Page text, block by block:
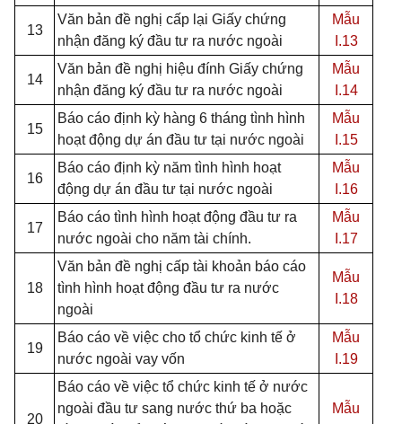
13
Văn bản đề nghị cấp lại Giấy chứng
nhận đăng ký đầu tư ra nước ngoài
Mẫu
I.13
14
Văn bản đề nghị hiệu đính Giấy chứng
nhận đăng ký đầu tư ra nước ngoài
Mẫu
I.14
15
Báo cáo định kỳ hàng 6 tháng tình hình
hoạt động dự án đầu tư tại nước ngoài
Mẫu
I.15
16
Báo cáo định kỳ năm tình hình hoạt
động dự án đầu tư tại nước ngoài
Mẫu
I.16
17
Báo cáo tình hình hoạt động đầu tư ra
nước ngoài cho năm tài chính.
Mẫu
I.17
18
Văn bản đề nghị cấp tài khoản báo cáo
tình hình hoạt động đầu tư ra nước
ngoài
Mẫu
I.18
19
Báo cáo về việc cho tổ chức kinh tế ở
nước ngoài vay vốn
Mẫu
I.19
20
Báo cáo về việc tổ chức kinh tế ở nước
ngoài đầu tư sang nước thứ ba hoặc
Mẫu